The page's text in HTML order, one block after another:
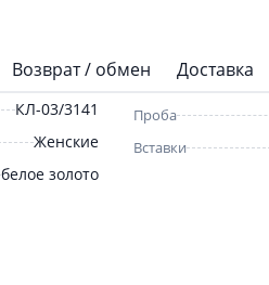
Возврат / обмен Доставка
КЛ-03/3141
Женские
белое золото
Проба
Вставки